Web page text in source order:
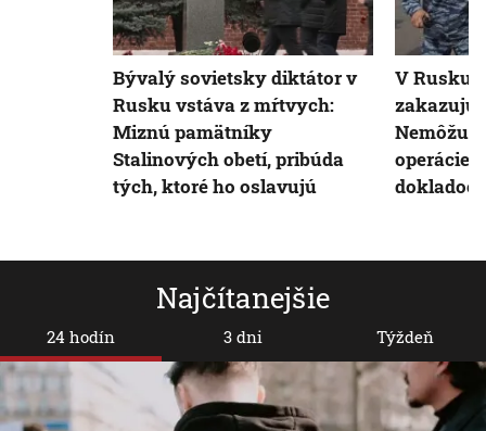
Najčítanejšie
24 hodín 3 dni Týždeň
Bývalý sovietsky diktátor v
Rusku vstáva z mŕtvych:
Miznú pamätníky
Stalinových obetí, pribúda
tých, ktoré ho oslavujú
V Rusku
Nemôžu
operácie